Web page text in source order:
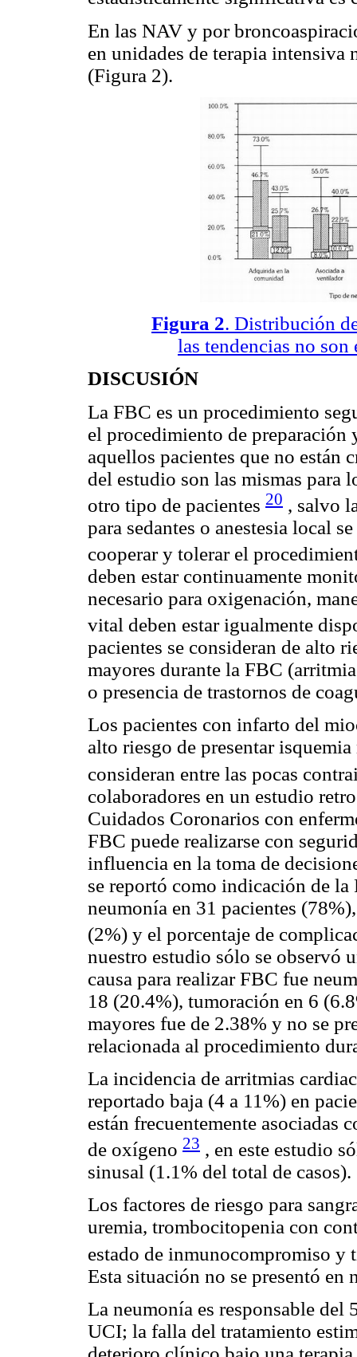
En las NAV y por
en unidades de terapia
(Figura 2).
Figura 2. Distribución
las tendencias no
DISCUSIÓN
La FBC es un procedimiento
el procedimiento de preparación
aquellos pacientes que no están
del estudio son las mismas para
otro tipo de pacientes 20 , salvo
para sedantes o anestesia local
cooperar y tolerar el
deben estar continuamente
necesario para oxigenación,
vital deben estar igualmente
pacientes se consideran de alto
mayores durante la FBC
o presencia de trastornos de
Los pacientes con infarto del
alto riesgo de presentar
consideran entre las pocas
colaboradores en un estudio
Cuidados Coronarios con
FBC puede realizarse con
influencia en la toma de
se reportó como indicación de
neumonía en 31 pacientes
(2%) y el porcentaje de
nuestro estudio sólo se observó
causa para realizar FBC fue
18 (20.4%), tumoración en 6
mayores fue de 2.38% y no se
relacionada al procedimiento
La incidencia de arritmias
reportado baja (4 a 11%) en
están frecuentemente asociadas
de oxígeno 23 , en este estudio
sinusal (1.1% del total de casos).
Los factores de riesgo para
uremia, trombocitopenia con
estado de inmunocompromiso
Esta situación no se presentó en
La neumonía es responsable
UCI; la falla del tratamiento